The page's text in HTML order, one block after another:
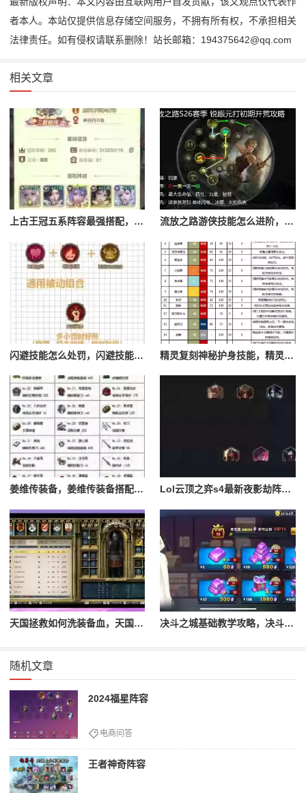
者本人。本站仅提供信息存储空间服务，不拥有所有权，不承担相关
法律责任。如有侵权请联系删除！站长邮箱：194375642@qq.com
相关文章
上古王冠五系阵容最强搭配，上古王冠五星排行 流放之路游侠技能怎么进阶，流放之路游侠技能怎么进阶的
闪避技能怎么处罚，闪避技能怎么处罚队友 精灵复刻神秘护身技能，精灵复刻攻略
姜维传装备，姜维传装备搭配一览表最新 Lol云顶之弈s4最新夜影劫阵容搭配，云顶之奕夜影劫阵容
天国拯救如何洗装备血，天国拯救怎么洗衣服 决斗之城基础教学攻略，决斗之城教学攻略2111
随机文章
2024福星阵容
电商问答
王者神奇阵容